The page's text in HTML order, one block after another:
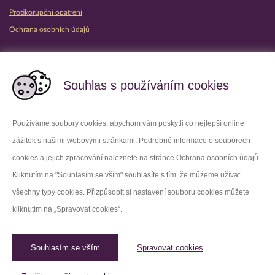
Souhlas s používáním cookies
Používáme soubory cookies, abychom vám poskytli co nejlepší online
zážitek s našimi webovými stránkami. Podrobné informace o souborech
cookies a jejich zpracování naleznete na stránce Ochrana osobních údajů.
Kliknutím na "Souhlasím se vším" souhlasíte s tím, že můžeme užívat
všechny typy cookies. Přizpůsobit si nastavení souboru cookies můžete
kliknutím na „Spravovat cookies“.
Souhlasím se vším Spravovat cookies
Protikorupční opatření
Ochrana osobních údajů
Facebook Youtube
LinkedIn